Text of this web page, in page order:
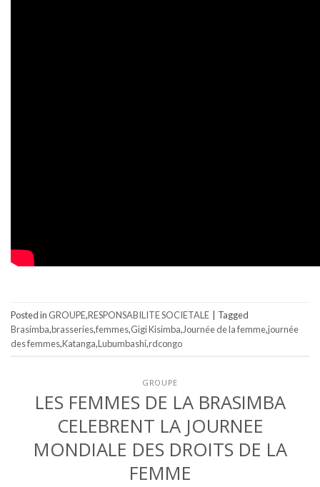
Posted in GROUPE,RESPONSABILITE SOCIETALE
Tagged
Brasimba,brasseries,femmes,Gigi Kisimba,Journée de la femme,journée
des femmes,Katanga,Lubumbashi,rdcongo
GROUPE
LES FEMMES DE LA BRASIMBA
CELEBRENT LA JOURNEE
MONDIALE DES DROITS DE LA
FEMME